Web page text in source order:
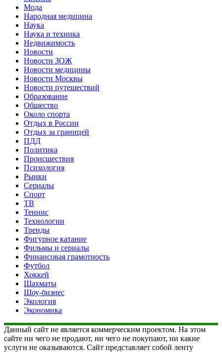
Мода
Народная медицина
Наука
Наука и техника
Недвижимость
Новости
Новости ЗОЖ
Новости медицины
Новости Москвы
Новости путешествий
Образование
Общество
Около спорта
Отдых в России
Отдых за границей
ПДД
Политика
Происшествия
Психология
Рынки
Сериалы
Спорт
ТВ
Теннис
Технологии
Тренды
Фигурное катание
Фильмы и сериалы
Финансовая грамотность
Футбол
Хоккей
Шахматы
Шоу-бизнес
Экология
Экономика
Данный сайт не является коммерческим проектом. На этом
сайте ни чего не продают, ни чего не покупают, ни какие
услуги не оказываются. Сайт представляет собой ленту